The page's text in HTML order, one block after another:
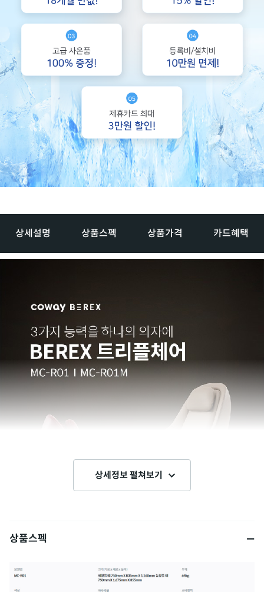
상세설명 상품스펙 상품가격 카드혜택
상세정보 펼쳐보기
상품스펙